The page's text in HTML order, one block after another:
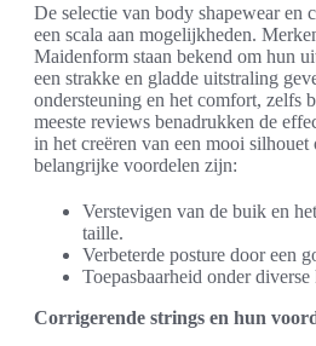
De selectie van body shapewear en
een scala aan mogelijkheden.
Maidenform staan bekend om hun
een strakke en gladde uitstraling
ondersteuning en het comfort, zelfs
meeste reviews benadrukken de
in het creëren van een mooi
belangrijke voordelen zijn:
Verstevigen van de buik en
taille.
Verbeterde posture door een
Toepasbaarheid onder
Corrigerende strings en hun